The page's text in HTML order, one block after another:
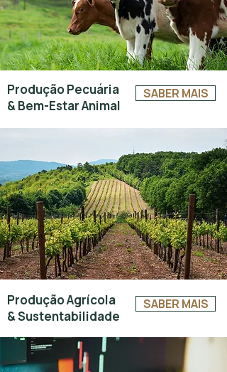
Produção Pecuária
& Bem-Estar Animal
SABER MAIS
SABER MAIS
​Produção Agrícola
& Sustentabilidade